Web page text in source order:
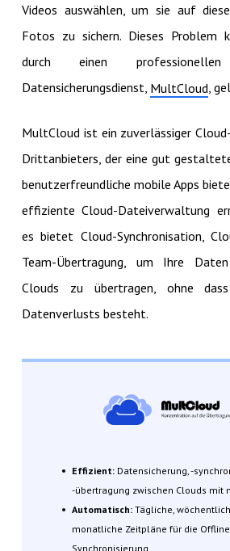
Videos auswählen, um sie auf
Fotos zu sichern. Dieses Problem
durch einen professionellen
Datensicherungsdienst, MultCloud ,
MultCloud ist ein zuverlässiger
Drittanbieters, der eine gut
benutzerfreundliche mobile Apps
effiziente Cloud-Dateiverwaltung
es bietet Cloud-Synchronisation,
Team-Übertragung, um Ihre
Clouds zu übertragen, ohne
Datenverlusts besteht.
Effizient: Datensicherung, -
-übertragung zwischen Clouds mit
Automatisch: Tägliche,
monatliche Zeitpläne für die
Synchronisierung.